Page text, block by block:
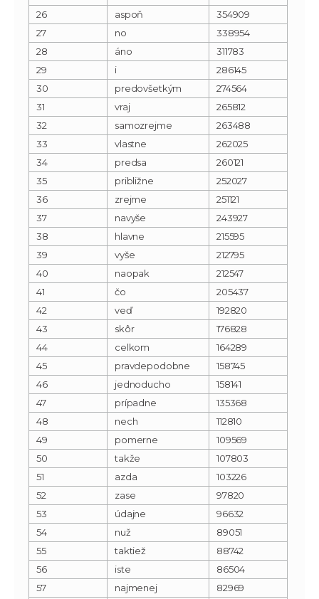
26
aspoň
354909
27
no
338954
28
áno
311783
29
i
286145
30
predovšetkým
274564
31
vraj
265812
32
samozrejme
263488
33
vlastne
262025
34
predsa
260121
35
približne
252027
36
zrejme
251121
37
navyše
243927
38
hlavne
215595
39
vyše
212795
40
naopak
212547
41
čo
205437
42
veď
192820
43
skôr
176828
44
celkom
164289
45
pravdepodobne
158745
46
jednoducho
158141
47
prípadne
135368
48
nech
112810
49
pomerne
109569
50
takže
107803
51
azda
103226
52
zase
97820
53
údajne
96632
54
nuž
89051
55
taktiež
88742
56
iste
86504
57
najmenej
82969